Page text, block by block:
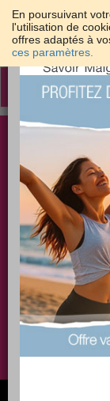
En poursuivant
l'utilisation de
offres adaptés à
ces paramètres.
Toggle
Les
PLUS
EFFICACE
6M de